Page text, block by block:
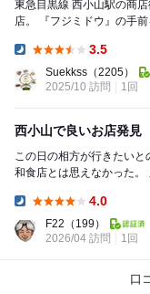
東急目黒線 西小山駅の商
店。 『フジミドウ』の手前を曲がったところにあるのだが、半地下なの
3.5
Suekkss （2205）
2025/10 訪問
1回
西小山で良いお店発見
この日の相方が行きたいとのことで、訪問
和食店とは思えなかった。 メニューを見ると和の素材がおいしそうに調
4.0
F22 （199）
2026/04 訪問
1回
口